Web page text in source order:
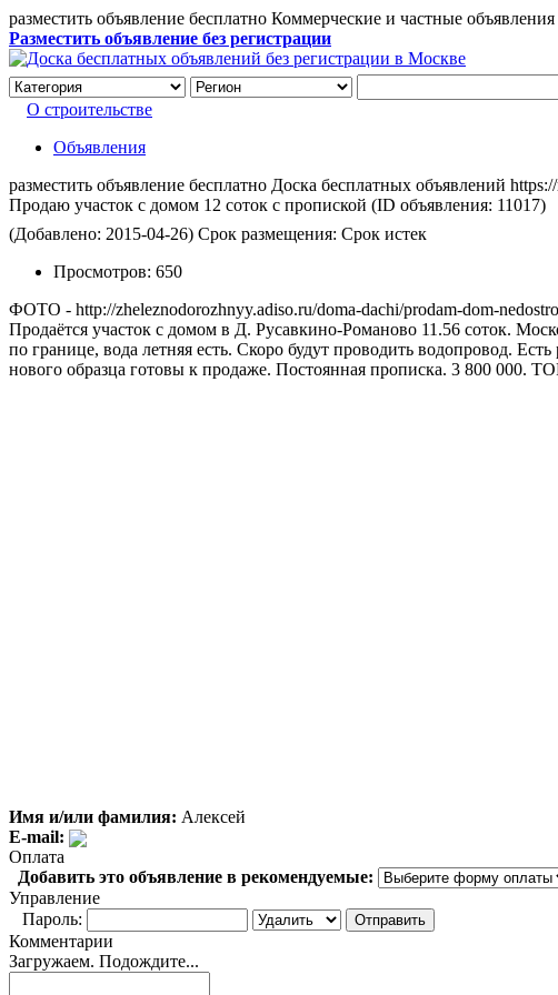
разместить объявление бесплатно Коммерческие и частные
Разместить объявление без регистрации
О строительстве
Объявления
разместить объявление бесплатно Доска бесплатных объявлений
Продаю участок с домом 12 соток c пропиской (ID объявления: 11017)
(Добавлено: 2015-04-26) Срок размещения: Срок истек
Просмотров: 650
ФОТО - http://zheleznodorozhnyy.adiso.ru/doma-dachi/prodam-dom-
Продаётся участок с домом в Д. Русавкино-Романово 11.56 соток.
по границе, вода летняя есть. Скоро будут проводить водопровод.
нового образца готовы к продаже. Постоянная прописка. 3 800
Имя и/или фамилия: Алексей
E-mail:
Оплата
Добавить это объявление в рекомендуемые:
Управление
Пароль:
Комментарии
Загружаем. Подождите...